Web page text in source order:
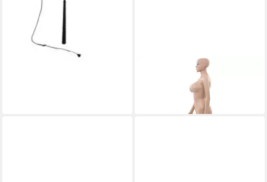
Schneiderpuppe
in 4-5 Werktagen bei dir